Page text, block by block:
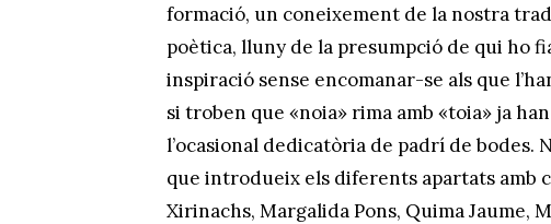
formació, un coneixement de la nostra
poètica, lluny de la presumpció de qui ho
inspiració sense encomanar-se als que
si troben que «noia» rima amb «toia» ja
l’ocasional dedicatòria de padrí de bodes.
que introdueix els diferents apartats amb
Xirinachs, Margalida Pons, Quima Jaume,